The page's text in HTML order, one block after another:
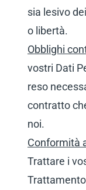
sia lesivo
o libertà.
Obblighi
vostri Dati
reso
contratto
noi.
Conformità
Trattare i